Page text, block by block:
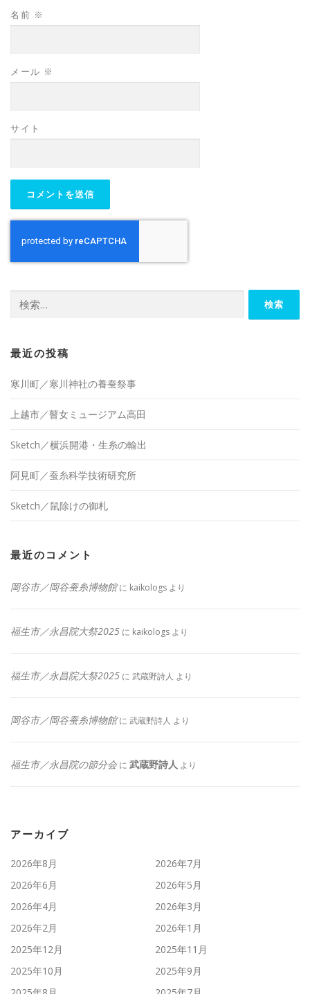
名前 ※
メール ※
サイト
索:
最近の投稿
寒川町／寒川神社の養蚕祭事
上越市／瞽女ミュージアム高田
Sketch／横浜開港・生糸の輸出
阿見町／蚕糸科学技術研究所
Sketch／鼠除けの御札
最近のコメント
岡谷市／岡谷蚕糸博物館に kaikologs より
福生市／永昌院大祭2025 に kaikologs より
福生市／永昌院大祭2025 に 武蔵野詩人 より
岡谷市／岡谷蚕糸博物館に 武蔵野詩人 より
福生市／永昌院の節分会に 武蔵野詩人 より
アーカイブ
2026年8月
2026年7月
2026年6月
2026年5月
2026年4月
2026年3月
2026年2月
2026年1月
2025年12月
2025年11月
2025年10月
2025年9月